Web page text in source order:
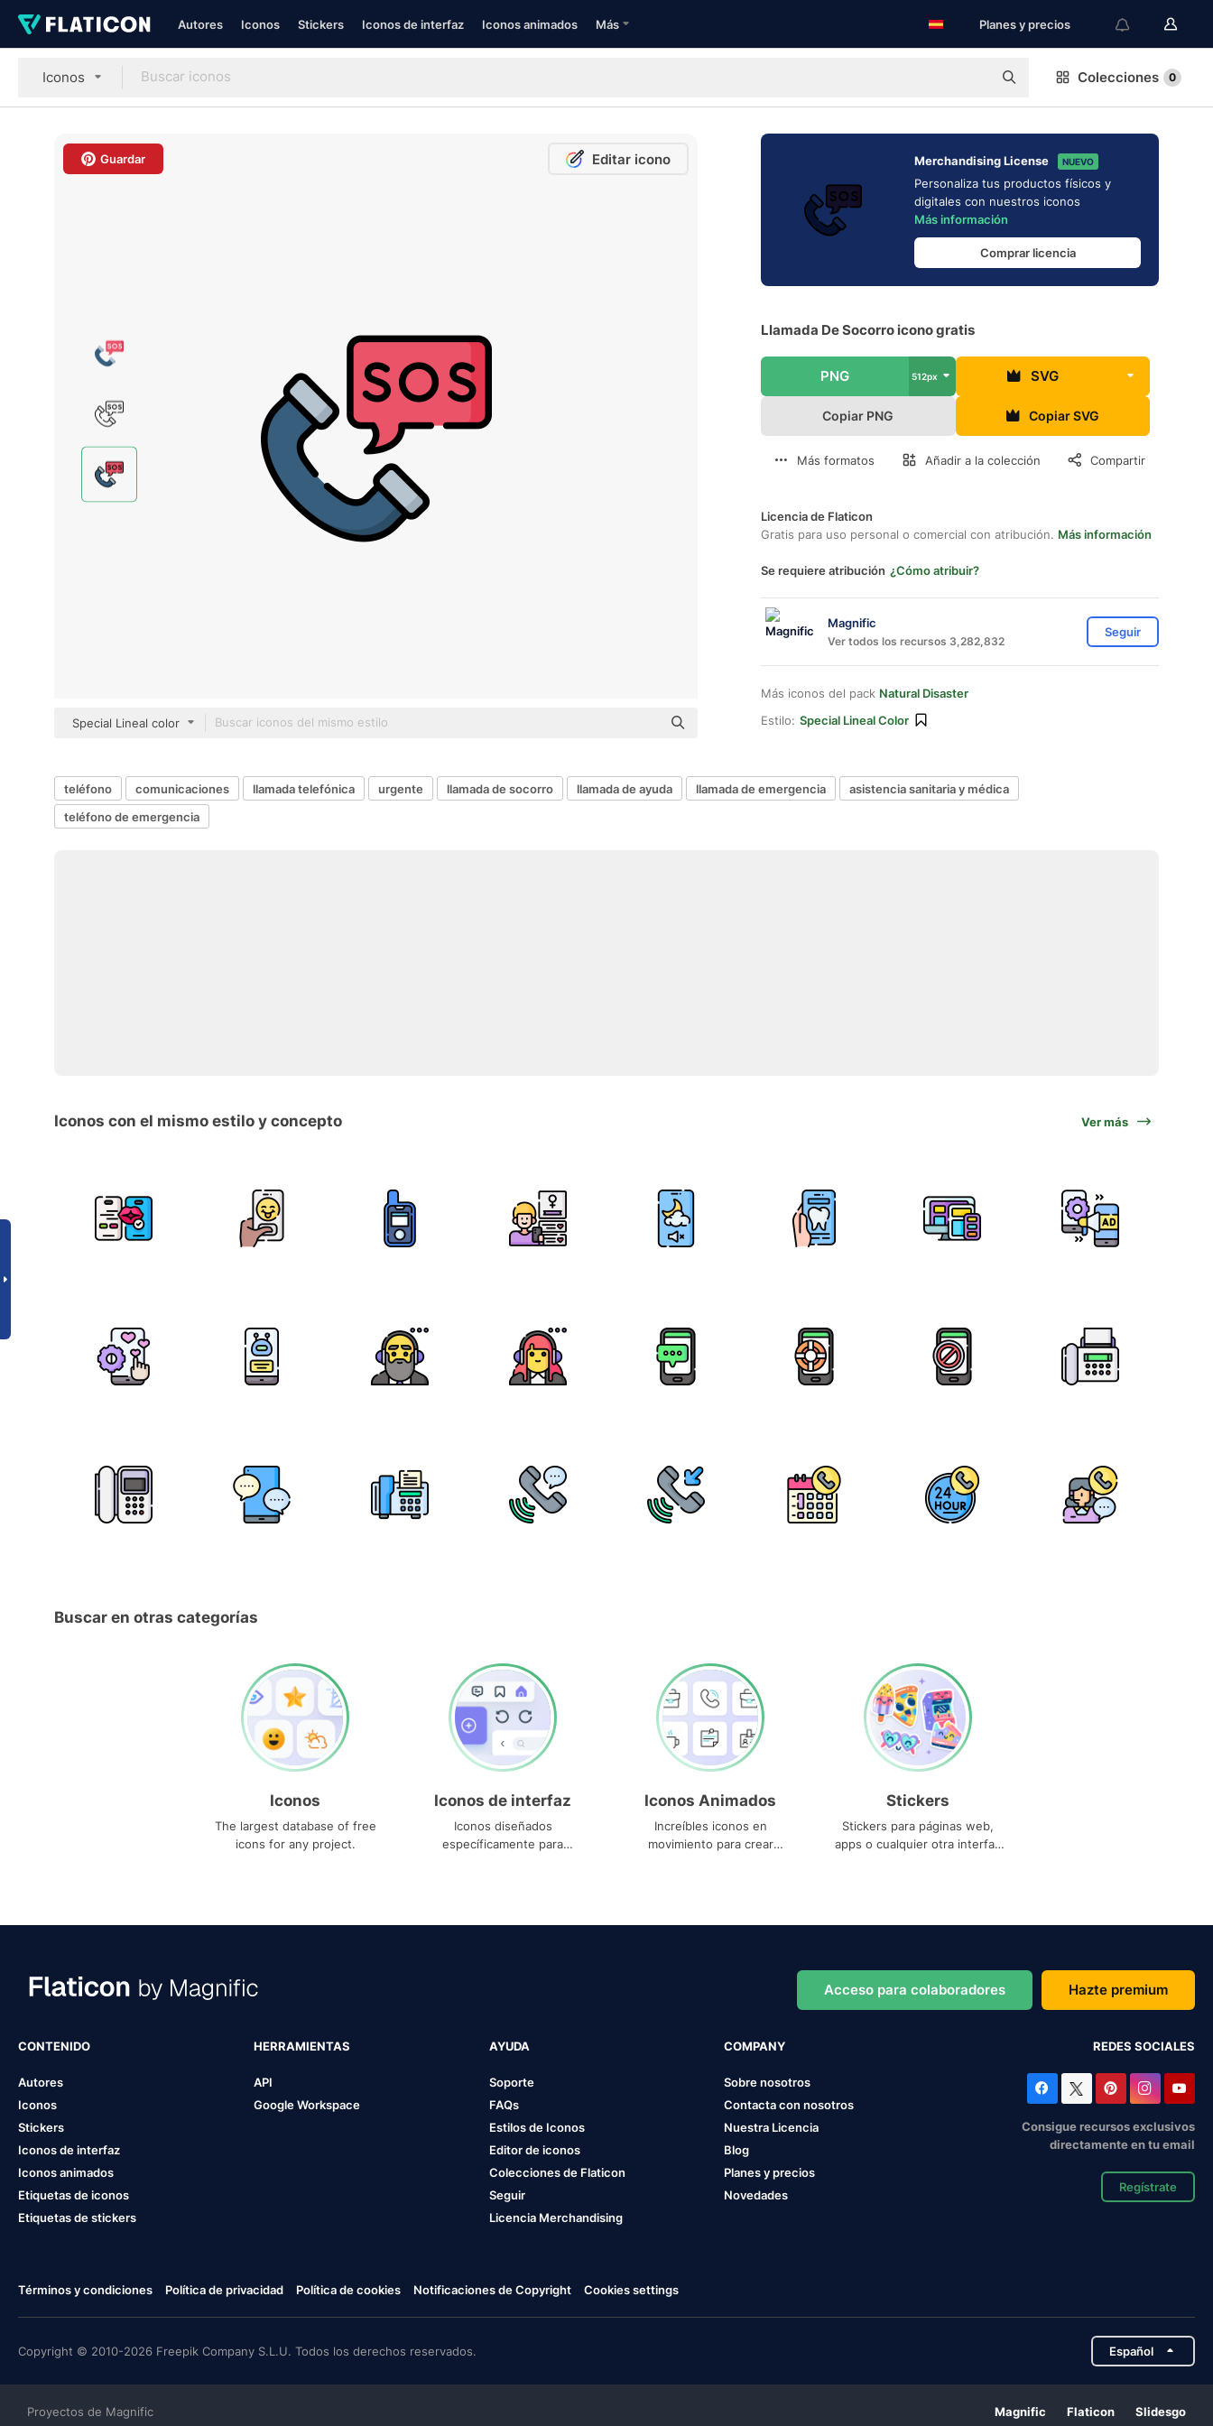
Autores Iconos Stickers Iconos de interfaz Iconos animados Más Planes y precios
Iconos Colecciones 0
Guardar Editar icono
Special Lineal color
Merchandising License NUEVO
Personaliza tus productos físicos y
digitales con nuestros iconos
Más información
Comprar licencia
Llamada De Socorro icono gratis
PNG 512px SVG
Copiar PNG Copiar SVG
Más formatos Añadir a la colección Compartir
Licencia de Flaticon
Gratis para uso personal o comercial con atribución. Más información
Se requiere atribución ¿Cómo atribuir?
Magnific
Ver todos los recursos 3,282,832
Seguir
Más iconos del pack Natural Disaster
Estilo: Special Lineal Color
teléfono comunicaciones llamada telefónica urgente llamada de socorro llamada de ayuda llamada de emergencia
asistencia sanitaria y médica
teléfono de emergencia
Iconos con el mismo estilo y concepto Ver más
Buscar en otras categorías
Iconos
The largest database of free
icons for any project.
Iconos de interfaz
Iconos diseñados
específicamente para
Iconos Animados
Increíbles iconos en
movimiento para crear
Stickers
Stickers para páginas web,
apps o cualquier otra interfaz
Acceso para colaboradores Hazte premium
CONTENIDO
Autores
Iconos
Stickers
Iconos de interfaz
Iconos animados
Etiquetas de iconos
Etiquetas de stickers
HERRAMIENTAS
API
Google Workspace
AYUDA
Soporte
FAQs
Estilos de Iconos
Editor de iconos
Colecciones de Flaticon
Seguir
Licencia Merchandising
COMPANY
Sobre nosotros
Contacta con nosotros
Nuestra Licencia
Blog
Planes y precios
Novedades
REDES SOCIALES
Consigue recursos exclusivos
directamente en tu email
Regístrate
Términos y condiciones Política de privacidad Política de cookies Notificaciones de Copyright Cookies settings
Copyright © 2010-2026 Freepik Company S.L.U. Todos los derechos reservados. Español
Proyectos de Magnific Magnific Flaticon Slidesgo